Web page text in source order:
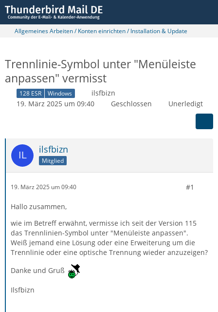
Allgemeines Arbeiten / Konten einrichten / Installation & Update
Trennlinie-Symbol unter "Menüleiste
anpassen" vermisst
128 ESR Windows
ilsfbizn
19. März 2025 um 09:40
Geschlossen Unerledigt
ilsfbizn
Mitglied
19. März 2025 um 09:40 #1
Hallo zusammen,
wie im Betreff erwähnt, vermisse ich seit der Version 115
das Trennlinien-Symbol unter "Menüleiste anpassen".
Weiß jemand eine Lösung oder eine Erweiterung um die
Trennlinie oder eine optische Trennung wieder anzuzeigen?
Danke und Gruß
Ilsfbizn